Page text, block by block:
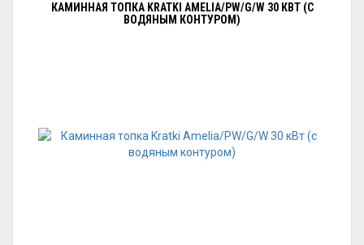
КАМИННАЯ ТОПКА KRATKI AMELIA/PW/G/W 30 КВТ (С
ВОДЯНЫМ КОНТУРОМ)